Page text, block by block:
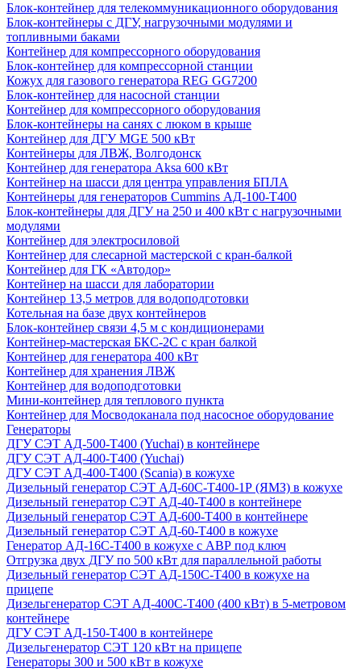
Блок-контейнер для телекоммуникационного оборудования
Блок-контейнеры с ДГУ, нагрузочными модулями и
топливными баками
Контейнер для компрессорного оборудования
Блок-контейнер для компрессорной станции
Кожух для газового генератора REG GG7200
Блок-контейнер для насосной станции
Контейнер для компрессорного оборудования
Блок-контейнеры на санях с люком в крыше
Контейнер для ДГУ MGE 500 кВт
Контейнеры для ЛВЖ, Волгодонск
Контейнер для генератора Aksa 600 кВт
Контейнер на шасси для центра управления БПЛА
Контейнеры для генераторов Cummins АД-100-Т400
Блок-контейнеры для ДГУ на 250 и 400 кВт с нагрузочными
модулями
Контейнер для электросиловой
Контейнер для слесарной мастерской с кран-балкой
Контейнер для ГК «Автодор»
Контейнер на шасси для лаборатории
Контейнер 13,5 метров для водоподготовки
Котельная на базе двух контейнеров
Блок-контейнер связи 4,5 м с кондиционерами
Контейнер-мастерская БКС-2С с кран балкой
Контейнер для генератора 400 кВт
Контейнер для хранения ЛВЖ
Контейнер для водоподготовки
Мини-контейнер для теплового пункта
Контейнер для Мосводоканала под насосное оборудование
Генераторы
ДГУ СЭТ АД-500-Т400 (Yuchai) в контейнере
ДГУ СЭТ АД-400-Т400 (Yuchai)
ДГУ СЭТ АД-400-Т400 (Scania) в кожухе
Дизельный генератор СЭТ АД-60С-Т400-1Р (ЯМЗ) в кожухе
Дизельный генератор СЭТ АД-40-Т400 в контейнере
Дизельный генератор СЭТ АД-600-Т400 в контейнере
Дизельный генератор СЭТ АД-60-Т400 в кожухе
Генератор АД-16С-Т400 в кожухе с АВР под ключ
Отгрузка двух ДГУ по 500 кВт для параллельной работы
Дизельный генератор СЭТ АД-150С-Т400 в кожухе на
прицепе
Дизельгенератор СЭТ АД-400С-Т400 (400 кВт) в 5-метровом
контейнере
ДГУ СЭТ АД-150-Т400 в контейнере
Дизельгенератор СЭТ 120 кВт на прицепе
Генераторы 300 и 500 кВт в кожухе